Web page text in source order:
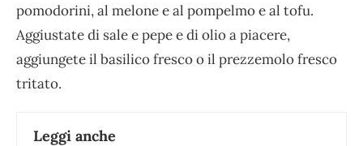
pomodorini, al melone e al pompelmo e al tofu.
Aggiustate di sale e pepe e di olio a piacere,
aggiungete il basilico fresco o il prezzemolo fresco
tritato.
Leggi anche